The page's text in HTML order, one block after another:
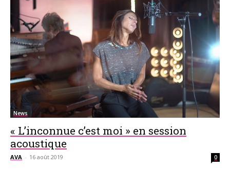
News
« L’inconnue c’est moi » en session
acoustique
AVA - 16 août 2019 0